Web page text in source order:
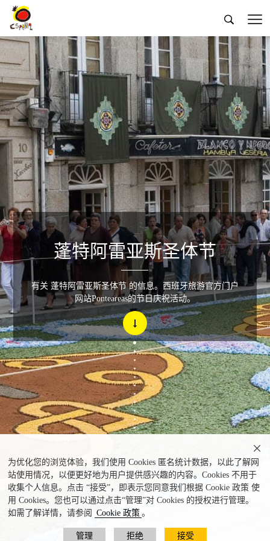
 
为优化您的浏览体验，我们使用 Cookies 匿名统计数据，以此了解网
站使用情况，以便更好地为用户提供感兴趣的内容。Cookies 不用于
收集个人信息。点击 “接受”，即表示您同意我们根据 Cookie 政策 使
用 Cookies。您也可以通过点击“管理”对 Cookies 的授权进行管理。
如需了解详情，请参阅
Cookie 政策 。
管理 拒绝 接受

蓬特亚雷亚斯的圣体节
蓬特阿雷亚斯圣体节
有关 蓬特阿雷亚斯圣体节 的信息。西班牙旅游官方门户
网站Ponteareas的节日庆祝活动。